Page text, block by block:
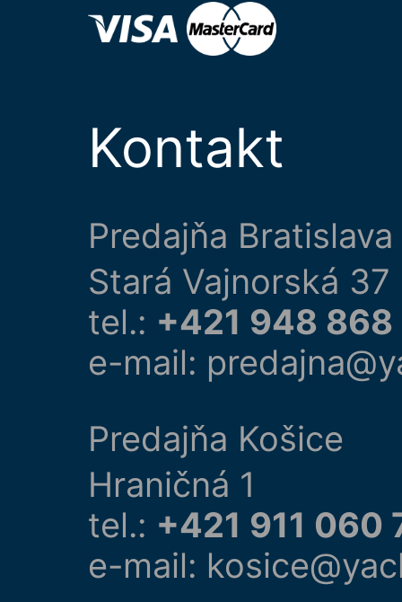
Kontakt
Predajňa Bratislava
Stará Vajnorská 37
tel.: +421 948
e-mail:
Predajňa Košice
Hraničná 1
tel.: +421 911 060
e-mail: